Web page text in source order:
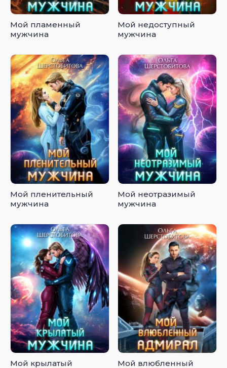
Мой пламенный
мужчина
Мой недоступный
мужчина
Мой пленительный
мужчина
Мой неотразимый
мужчина
Мой крылатый
Мой влюбленный